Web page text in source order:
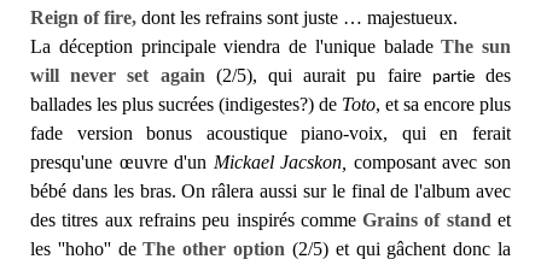
Reign of fire, dont les refrains sont juste … majestueux.
La déception principale viendra de l'unique baladeThe sun
will never set again (2/5), qui aurait pu faire partiedes
ballades les plus sucrées (indigestes?) de Toto, et sa encore plus
fade version bonus acoustique piano-voix, qui en ferait
presqu'une œuvre d'un Mickael Jacskon, composant avec son
bébé dans les bras. On râlera aussi sur le final de l'album avec
des titres aux refrains peu inspirés commeGrains of stand et
les ''hoho'' deThe other option (2/5) et qui gâchent donc la